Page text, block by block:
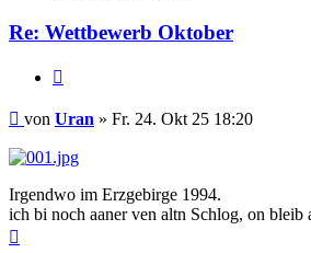
Re: Wettbewerb Oktober
Beitrag
von Uran » Fr. 24. Okt 25 18:20
Irgendwo im Erzgebirge 1994.
ich bi noch aaner ven altn Schlog, on bleib